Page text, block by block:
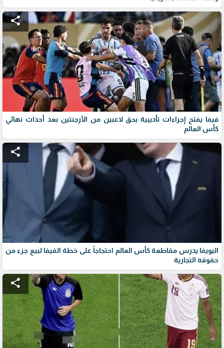
share
فيفا يفتح إجراءات تأديبية بحق لاعبين من الأرجنتين بعد أحداث نهائي
كأس العالم
share
اليويفا يدرس مقاطعة كأس العالم احتجاجاً على خطة الفيفا لبيع جزء من
حقوقه التجارية
share